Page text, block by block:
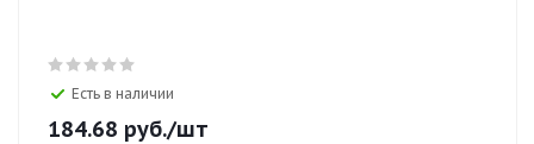
Есть в наличии
184.68 руб./шт